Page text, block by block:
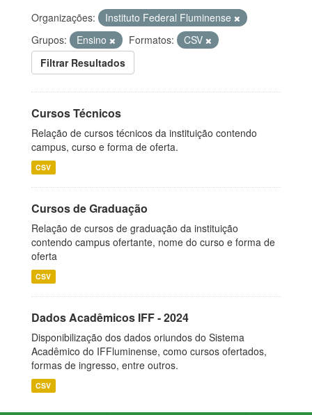
Organizações:
Instituto Federal Fluminense
Grupos:
Ensino Formatos:
CSV
Filtrar Resultados
Cursos Técnicos
Relação de cursos técnicos da instituição contendo
campus, curso e forma de oferta.
CSV
Cursos de Graduação
Relação de cursos de graduação da instituição
contendo campus ofertante, nome do curso e forma de
oferta
CSV
Dados Acadêmicos IFF - 2024
Disponibilização dos dados oriundos do Sistema
Acadêmico do IFFluminense, como cursos ofertados,
formas de ingresso, entre outros.
CSV